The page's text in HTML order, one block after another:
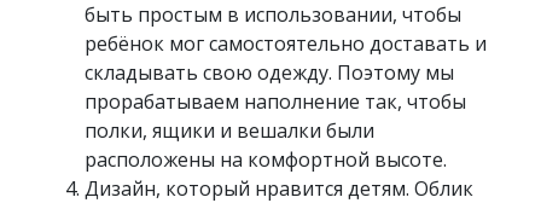
быть простым в использовании, чтобы
ребёнок мог самостоятельно доставать и
складывать свою одежду. Поэтому мы
прорабатываем наполнение так, чтобы
полки, ящики и вешалки были
расположены на комфортной высоте.
Дизайн, который нравится детям. Облик